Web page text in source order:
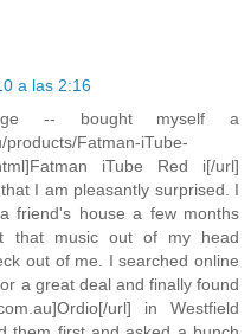
a las 2:16
-- bought myself a
products/Fatman-iTube-
iTube Red i[/url]
I am pleasantly surprised. I
friend's house a few months
that music out of my head
out of me. I searched online
a great deal and finally found
url] in Westfield